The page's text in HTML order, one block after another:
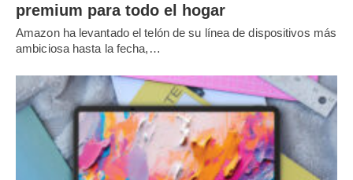
premium para todo el hogar
Amazon ha levantado el telón de su línea de dispositivos más
ambiciosa hasta la fecha,…